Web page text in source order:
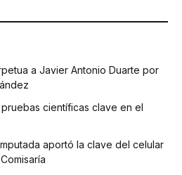
a Javier Antonio Duarte por
científicas clave en el
aportó la clave del celular